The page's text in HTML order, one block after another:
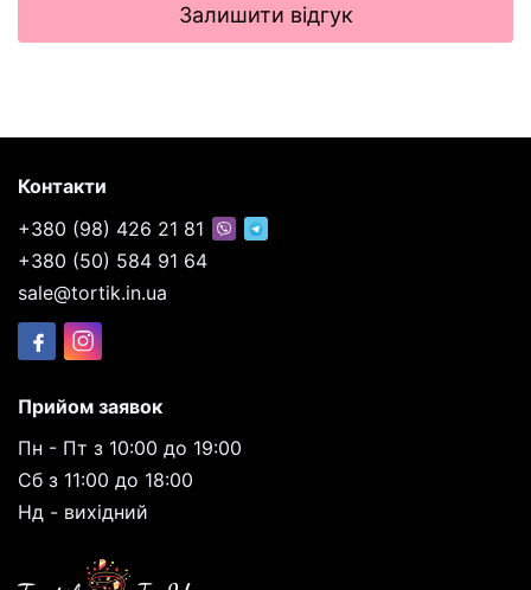
Залишити відгук
Контакти
+380 (98) 426 21 81
+380 (50) 584 91 64
sale@tortik.in.ua
Прийом заявок
Пн - Пт з 10:00 до 19:00
Сб з 11:00 до 18:00
Нд - вихідний